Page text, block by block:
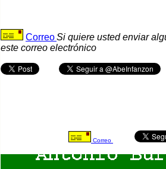
CorreoSi quiere usted enviar
este correo electrónico
Correo